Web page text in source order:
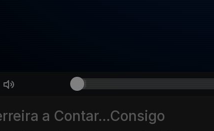
a Contar...Consigo